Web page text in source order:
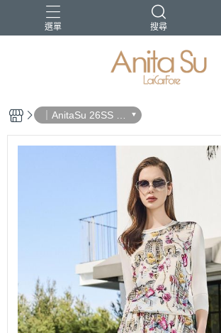
選單 搜尋
｜AnitaSu 26SS 春
夏新品｜